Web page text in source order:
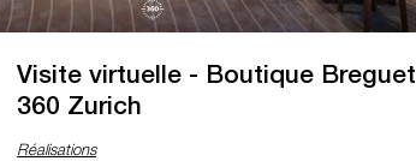
Visite virtuelle - Boutique Breguet
360 Zurich
Réalisations